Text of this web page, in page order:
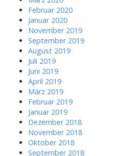
Februar 2020
Januar 2020
November 2019
September 2019
August 2019
Juli 2019
Juni 2019
April 2019
März 2019
Februar 2019
Januar 2019
Dezember 2018
November 2018
Oktober 2018
September 2018